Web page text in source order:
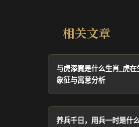
相关文章
与虎添翼是什么生肖_虎在
象征与寓意分析
养兵千日，用兵一时是什